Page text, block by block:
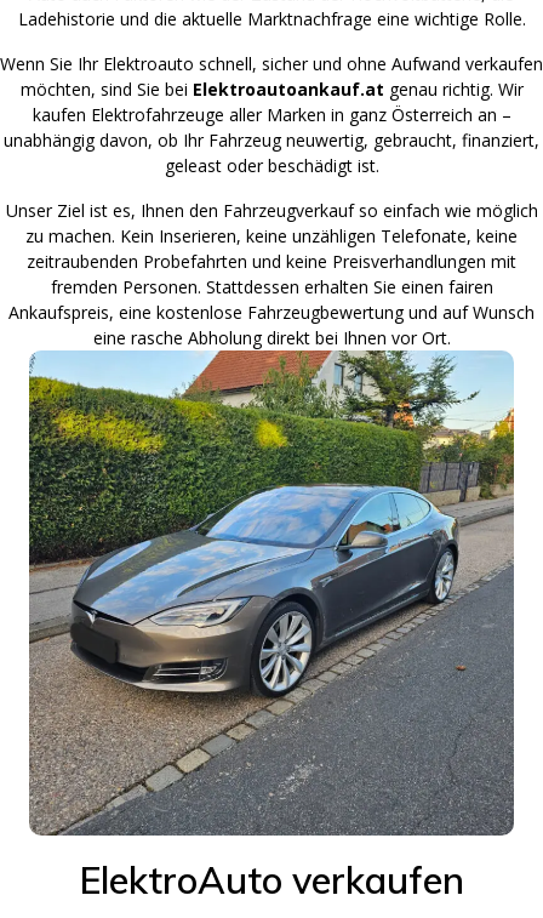
Ladehistorie und die aktuelle Marktnachfrage eine wichtige Rolle.
Wenn Sie Ihr Elektroauto schnell, sicher und ohne Aufwand verkaufen
möchten, sind Sie bei Elektroautoankauf.at genau richtig. Wir
kaufen Elektrofahrzeuge aller Marken in ganz Österreich an –
unabhängig davon, ob Ihr Fahrzeug neuwertig, gebraucht, finanziert,
geleast oder beschädigt ist.
Unser Ziel ist es, Ihnen den Fahrzeugverkauf so einfach wie möglich
zu machen. Kein Inserieren, keine unzähligen Telefonate, keine
zeitraubenden Probefahrten und keine Preisverhandlungen mit
fremden Personen. Stattdessen erhalten Sie einen fairen
Ankaufspreis, eine kostenlose Fahrzeugbewertung und auf Wunsch
eine rasche Abholung direkt bei Ihnen vor Ort.
ElektroAuto verkaufen